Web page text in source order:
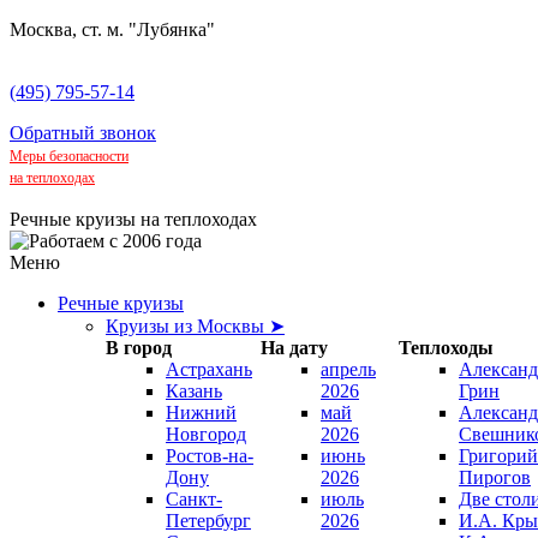
Москва, ст. м. "Лубянка"
(495) 795-57-14
Обратный звонок
Меры безопасности
на теплоходах
Речные круизы на теплоходах
Меню
Речные круизы
Круизы из Москвы ➤
В город
На дату
Теплоходы
Астрахань
Казань
Нижний
Новгород
Ростов-на-
Дону
Санкт-
Петербург
апрель
2026
май
2026
июнь
2026
июль
2026
Грин
Григорий
Пирогов
Две
И.А.